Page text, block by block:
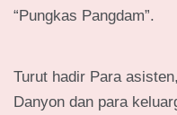
“Pungkas Pangdam”.
Turut hadir Para
Danyon dan para